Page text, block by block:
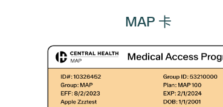
MAP 卡